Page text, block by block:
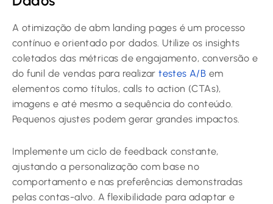
A otimização de abm landing pages é um processo
contínuo e orientado por dados. Utilize os insights
coletados das métricas de engajamento, conversão e
do funil de vendas para realizartestes A/B em
elementos como títulos, calls to action (CTAs),
imagens e até mesmo a sequência do conteúdo.
Pequenos ajustes podem gerar grandes impactos.
Implemente um ciclo de feedback constante,
ajustando a personalização com base no
comportamento e nas preferências demonstradas
pelas contas-alvo. A flexibilidade para adaptar e